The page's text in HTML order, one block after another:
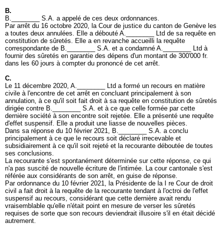
B.
B.________ S.A. a appelé de ces deux ordonnances.
Par arrêt du 16 octobre 2020, la Cour de justice du canton de Genève les
a toutes deux annulées. Elle a débouté A.________ Ltd de sa requête en
constitution de sûretés. Elle a en revanche accueilli la requête
correspondante de B.________ S.A. et a condamné A.________ Ltd à
fournir des sûretés en garantie des dépens d'un montant de 300'000 fr.
dans les 60 jours à compter du prononcé de cet arrêt.
C.
Le 11 décembre 2020, A.________ Ltd a formé un recours en matière
civile à l'encontre de cet arrêt en concluant principalement à son
annulation, à ce qu'il soit fait droit à sa requête en constitution de sûretés
dirigée contre B.________ S.A. et à ce que celle formée par cette
dernière société à son encontre soit rejetée. Elle a présenté une requête
d'effet suspensif. Elle a produit une liasse de nouvelles pièces.
Dans sa réponse du 10 février 2021, B.________ S.A. a conclu
principalement à ce que le recours soit déclaré irrecevable et
subsidiairement à ce qu'il soit rejeté et la recourante déboutée de toutes
ses conclusions.
La recourante s'est spontanément déterminée sur cette réponse, ce qui
n'a pas suscité de nouvelle écriture de l'intimée. La cour cantonale s'est
référée aux considérants de son arrêt, en guise de réponse.
Par ordonnance du 10 février 2021, la Présidente de la I re Cour de droit
civil a fait droit à la requête de la recourante tendant à l'octroi de l'effet
suspensif au recours, considérant que cette dernière avait rendu
vraisemblable qu'elle n'était point en mesure de verser les sûretés
requises de sorte que son recours deviendrait illusoire s'il en était décidé
autrement.